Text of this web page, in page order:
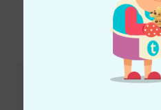
Eis como
Atendimento ao